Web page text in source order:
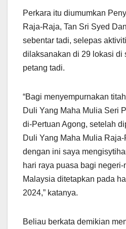
A
p
p
a
m
b
o
o
k
Perkara itu diumumkan
Raja-Raja, Tan Sri Syed
sebentar tadi, selepas
dilaksanakan di 29 lokasi di
petang tadi.
“Bagi menyempurnakan
Duli Yang Maha Mulia Seri
di-Pertuan Agong, setelah
Duli Yang Maha Mulia
dengan ini saya
hari raya puasa bagi
Malaysia ditetapkan pada
2024,” katanya.
Beliau berkata demikian